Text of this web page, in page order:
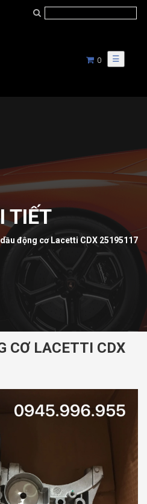
☰
0
TIẾT
dầu động cơ Lacetti CDX 25195117
CƠ LACETTI CDX